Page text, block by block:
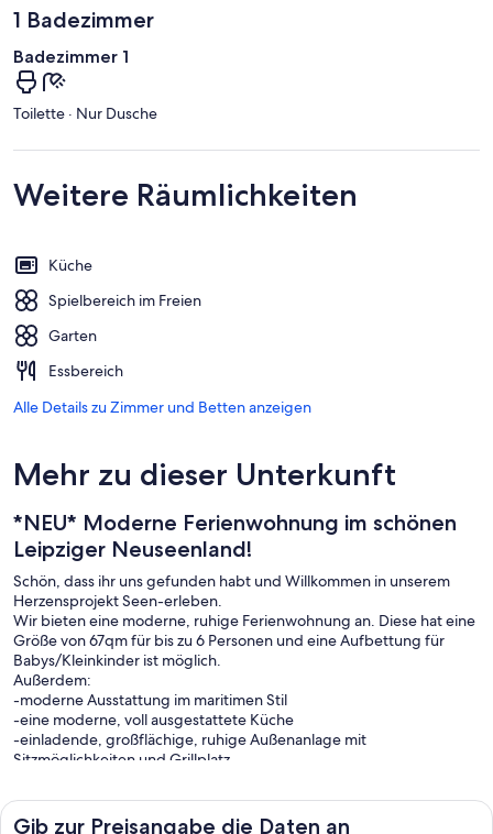
1 Badezimmer
Badezimmer 1
Toilette · Nur Dusche
Weitere Räumlichkeiten
Küche
Spielbereich im Freien
Garten
Essbereich
Alle Details zu Zimmer und Betten anzeigen
Mehr zu dieser Unterkunft
*NEU* Moderne Ferienwohnung im schönen
Leipziger Neuseenland!
Schön, dass ihr uns gefunden habt und Willkommen in unserem
Herzensprojekt Seen-erleben.
Wir bieten eine moderne, ruhige Ferienwohnung an. Diese hat eine
Größe von 67qm für bis zu 6 Personen und eine Aufbettung für
Babys/Kleinkinder ist möglich.
Außerdem:
-moderne Ausstattung im maritimen Stil
-eine moderne, voll ausgestattete Küche
-einladende, großflächige, ruhige Außenanlage mit
Sitzmöglichkeiten und Grillplatz
-uvm.
Gib zur Preisangabe die Daten an